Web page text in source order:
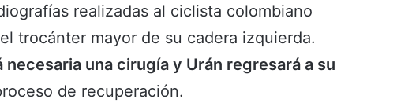
realizadas al ciclista colombiano
trocánter mayor de su cadera izquierda.
necesaria una cirugía y Urán regresará a su
de recuperación.